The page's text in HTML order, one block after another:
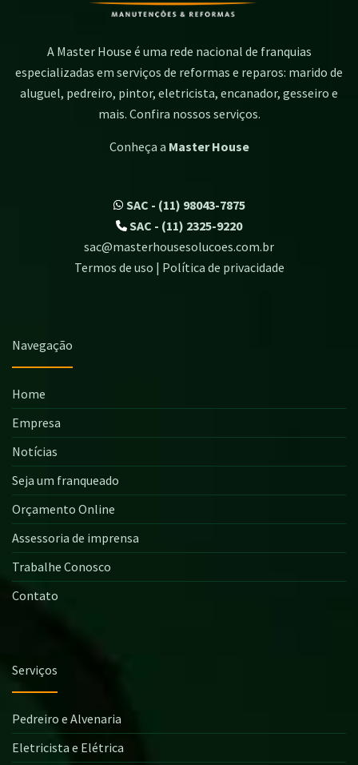
A Master House é uma rede nacional de franquias
especializadas em serviços de reformas e reparos: marido de
aluguel, pedreiro, pintor, eletricista, encanador, gesseiro e
mais. Confira nossos serviços.
Conheça a Master House
SAC - (11) 98043-7875
SAC - (11) 2325-9220
sac@masterhousesolucoes.com.br
Termos de uso | Política de privacidade
Navegação
Home
Empresa
Notícias
Seja um franqueado
Orçamento Online
Assessoria de imprensa
Trabalhe Conosco
Contato
Serviços
Pedreiro e Alvenaria
Eletricista e Elétrica